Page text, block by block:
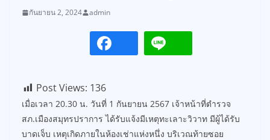
กันยายน 2, 2024 admin
Post Views: 136
เมื่อเวลา 20.30 น. วันที่ 1 กันยายน 2567 เจ้าหน้าที่ตำรวจ
สภ.เมืองสมุทรปราการ ได้รับแจ้งมีเหตุทะเลาะวิวาท มีผู้ได้รับ
บาดเจ็บ เหตุเกิดภายในห้องเช่าแห่งหนึ่ง บริเวณท้ายซอย